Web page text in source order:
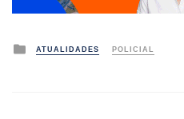
Posted
ATUALIDADES POLICIAL